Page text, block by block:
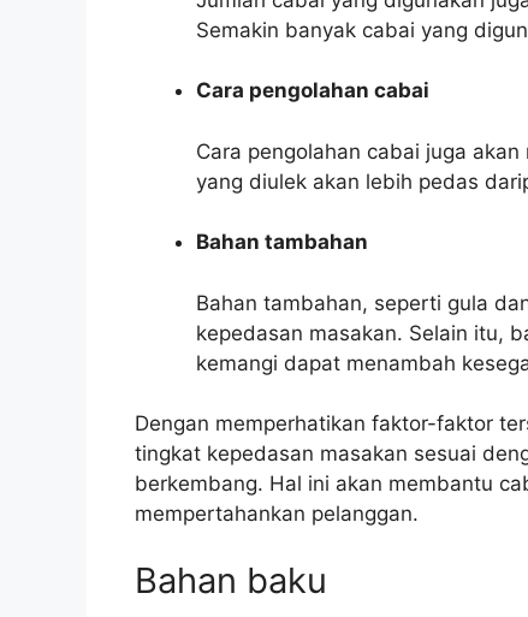
Semakin banyak cabai yang
Cara pengolahan cabai
Cara pengolahan cabai juga
yang diulek akan lebih pedas
Bahan tambahan
Bahan tambahan, seperti gula
kepedasan masakan. Selain itu,
kemangi dapat menambah
Dengan memperhatikan faktor-faktor
tingkat kepedasan masakan sesuai
berkembang. Hal ini akan membantu
mempertahankan pelanggan.
Bahan baku